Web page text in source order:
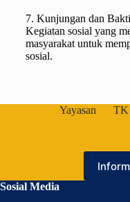
7. Kunjungan dan
Kegiatan sosial yang
masyarakat untuk
sosial.
Yayasan TK
Sosial Media